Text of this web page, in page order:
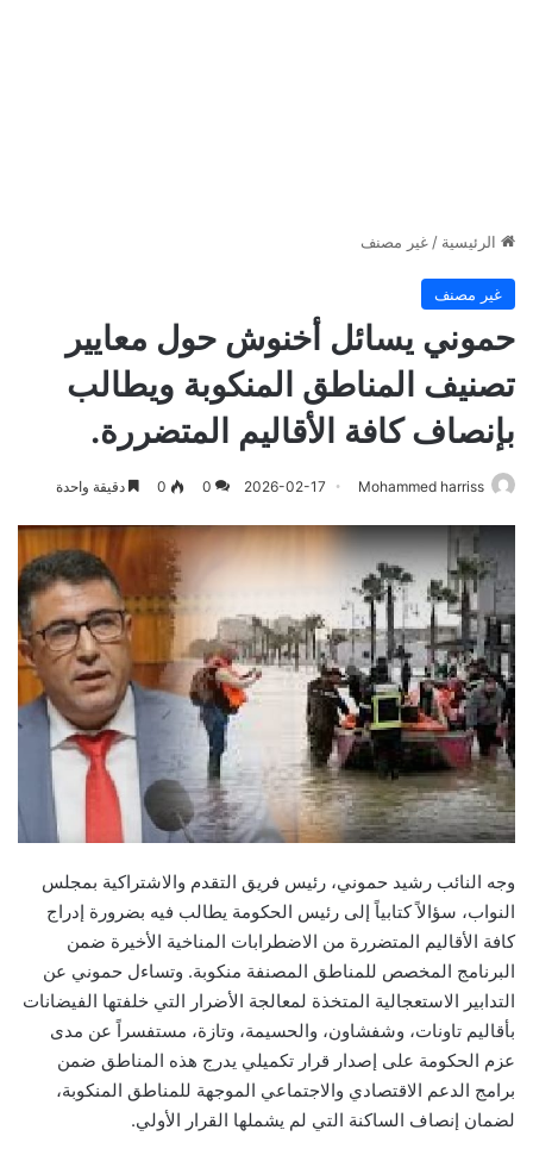
الرئيسية / غير مصنف
غير مصنف
حموني يسائل أخنوش حول معايير
تصنيف المناطق المنكوبة ويطالب
بإنصاف كافة الأقاليم المتضررة.
Mohammed harriss
2026-02-17
0
0 دقيقة واحدة
وجه النائب رشيد حموني، رئيس فريق التقدم والاشتراكية بمجلس
النواب، سؤالاً كتابياً إلى رئيس الحكومة يطالب فيه بضرورة إدراج
كافة الأقاليم المتضررة من الاضطرابات المناخية الأخيرة ضمن
البرنامج المخصص للمناطق المصنفة منكوبة. وتساءل حموني عن
التدابير الاستعجالية المتخذة لمعالجة الأضرار التي خلفتها الفيضانات
بأقاليم تاونات، وشفشاون، والحسيمة، وتازة، مستفسراً عن مدى
عزم الحكومة على إصدار قرار تكميلي يدرج هذه المناطق ضمن
برامج الدعم الاقتصادي والاجتماعي الموجهة للمناطق المنكوبة،
لضمان إنصاف الساكنة التي لم يشملها القرار الأولي.